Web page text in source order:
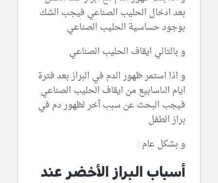
بعد ادخال الحليب الصناعي فيجب الشك
بوجود حساسية الحليب الصناعي
و بالتالي ايقاف الحليب الصناعي
و اذا استمر ظهور الدم في البراز بعد فترة
ايام الىاسابيع من ايقاف الحليب الصناعي
فيجب البحث عن سبب آخر لظهور دم في
براز الطفل
و بشكل عام :
أسباب البراز الأخضر عند